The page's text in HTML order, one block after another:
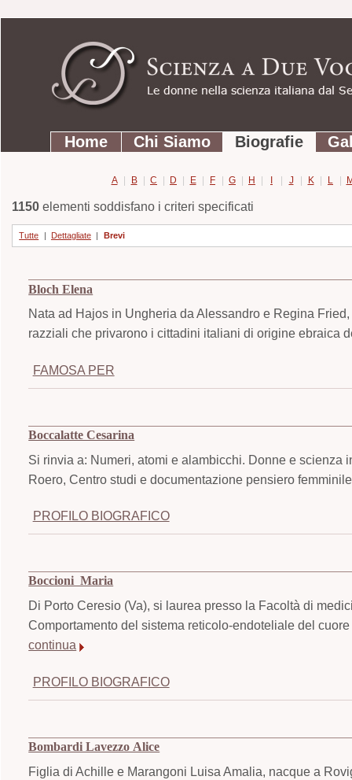
contenuti.
Strumenti
personali
SezioniHome Chi Siamo Biografie
A | B | C | D | E | F | G | H | I | J | K | L |
1150elementi soddisfano i criteri specificati
Tutte | Dettagliate | Brevi
Bloch Elena
Nata ad Hajos in Ungheria da Alessandro e Regina
razziali che privarono i cittadini italiani di origine ebraica
FAMOSA PER
Boccalatte Cesarina
Si rinvia a: Numeri, atomi e alambicchi. Donne e scienza
Roero, Centro studi e documentazione pensiero
PROFILO BIOGRAFICO
Boccioni Maria
Di Porto Ceresio (Va), si laurea presso la Facoltà di
Comportamento del sistema reticolo-endoteliale del
continua
PROFILO BIOGRAFICO
Bombardi Lavezzo Alice
Figlia di Achille e Marangoni Luisa Amalia, nacque a